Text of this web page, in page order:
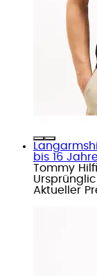
bis 16
Tommy
Aktueller